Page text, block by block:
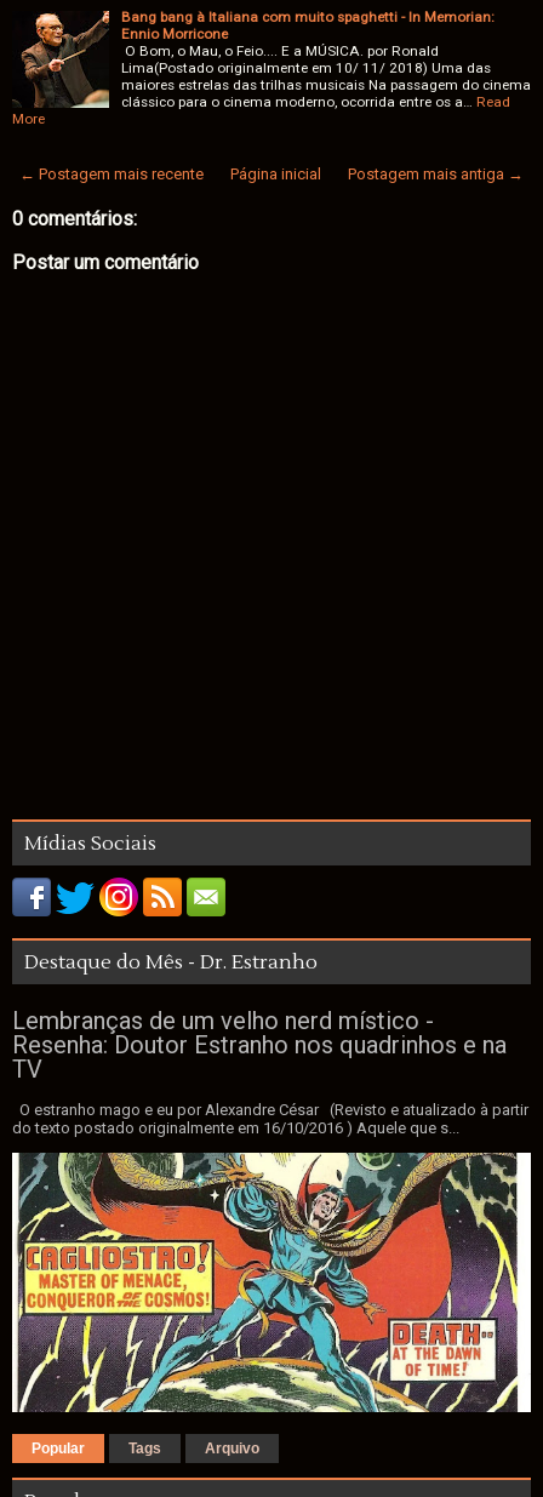
Bang bang à Italiana com muito spaghetti - In Memorian:
Ennio Morricone
O Bom, o Mau, o Feio.... E a MÚSICA. por Ronald
Lima(Postado originalmente em 10/ 11/ 2018) Uma das
maiores estrelas das trilhas musicais Na passagem do cinema
clássico para o cinema moderno, ocorrida entre os a… Read
More
← Postagem mais recente Postagem mais antiga →
Página inicial
0 comentários:
Postar um comentário
Mídias Sociais
Destaque do Mês - Dr. Estranho
Lembranças de um velho nerd místico -
Resenha: Doutor Estranho nos quadrinhos e na
TV
O estranho mago e eu por Alexandre César (Revisto e atualizado à partir
do texto postado originalmente em 16/10/2016 ) Aquele que s...
Popular Tags Arquivo